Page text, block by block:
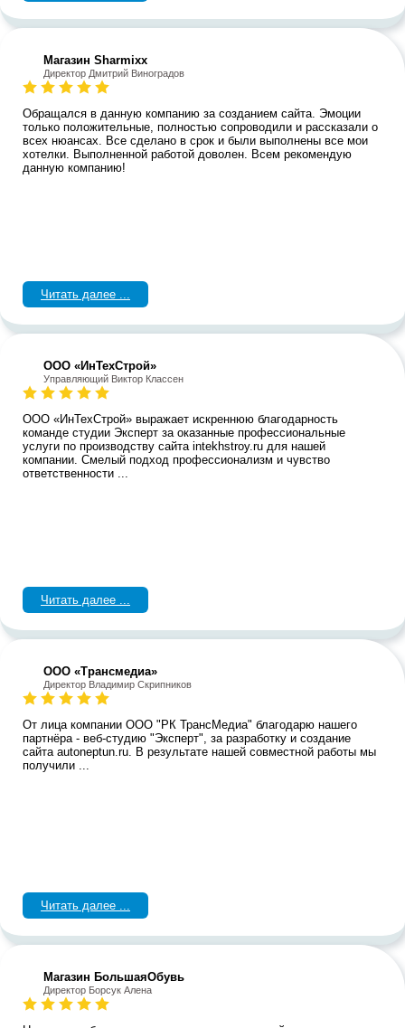
Магазин Sharmixx
Директор Дмитрий Виноградов
Обращался в данную компанию за созданием сайта. Эмоции
только положительные, полностью сопроводили и рассказали о
всех нюансах. Все сделано в срок и были выполнены все мои
хотелки. Выполненной работой доволен. Всем рекомендую
данную компанию!
Читать далее ...
ООО «ИнТехСтрой»
Управляющий Виктор Классен
ООО «ИнТехСтрой» выражает искреннюю благодарность
команде студии Эксперт за оказанные профессиональные
услуги по производству сайта intekhstroy.ru для нашей
компании. Смелый подход профессионализм и чувство
ответственности ...
Читать далее ...
ООО «Трансмедиа»
Директор Владимир Скрипников
От лица компании ООО "РК ТрансМедиа" благодарю нашего
партнёра - веб-студию "Эксперт", за разработку и создание
сайта autoneptun.ru. В результате нашей совместной работы мы
получили ...
Читать далее ...
Магазин БольшаяОбувь
Директор Борсук Алена